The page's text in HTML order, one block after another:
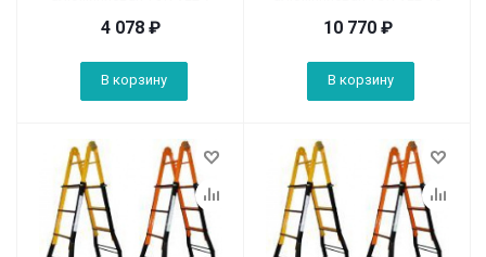
4 078 ₽
В корзину
10 770₽
В корзину